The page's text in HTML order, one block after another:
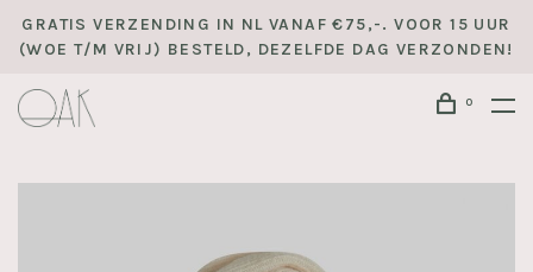
GRATIS VERZENDING IN NL VANAF €75,-. VOOR 15 UUR
(WOE T/M VRIJ) BESTELD, DEZELFDE DAG VERZONDEN!
0